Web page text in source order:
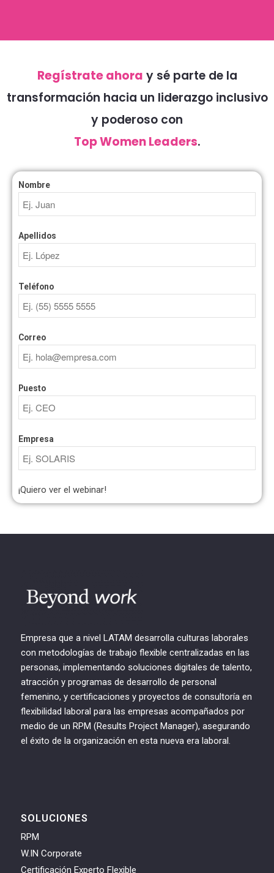
Regístrate ahora y sé parte de la
transformación hacia un liderazgo inclusivo
y poderoso con
Top Women Leaders.
Nombre
Apellidos
Teléfono
Correo
Puesto
Empresa
¡Quiero ver el webinar!
Empresa que a nivel LATAM desarrolla culturas laborales
con metodologías de trabajo flexible centralizadas en las
personas, implementando soluciones digitales de talento,
atracción y programas de desarrollo de personal
femenino, y certificaciones y proyectos de consultoría en
flexibilidad laboral para las empresas acompañados por
medio de un RPM (Results Project Manager), asegurando
el éxito de la organización en esta nueva era laboral.
SOLUCIONES
RPM
W.IN Corporate
Certificación Experto Flexible